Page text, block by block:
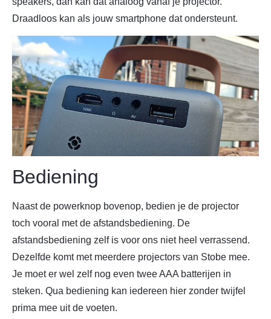
Draadloos kan als jouw smartphone dat ondersteunt.
Bediening
Naast de powerknop bovenop, bedien je de projector
toch vooral met de afstandsbediening. De
afstandsbediening zelf is voor ons niet heel verrassend.
Dezelfde komt met meerdere projectors van Stobe mee.
Je moet er wel zelf nog even twee AAA batterijen in
steken. Qua bediening kan iedereen hier zonder twijfel
prima mee uit de voeten.